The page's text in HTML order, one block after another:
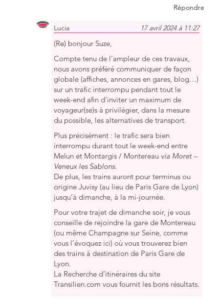
Répondre
Lucia 17 avril 2024 à 11:27
(Re) bonjour Suze,
Compte tenu de l’ampleur de ces travaux,
nous avons préféré communiquer de façon
globale (affiches, annonces en gares, blog…)
sur un trafic interrompu pendant tout le
week-end afin d’inviter un maximum de
voyageur(se)s à privilégier, dans la mesure
du possible, les alternatives de transport.
Plus précisément : le trafic sera bien
interrompu durant tout le week-end entre
Melun et Montargis / Montereau via Moret –
Veneux les Sablons.
De plus, les trains auront pour terminus ou
origine Juvisy (au lieu de Paris Gare de Lyon)
jusqu’à dimanche, à la mi-journée.
Pour votre trajet de dimanche soir, je vous
conseille de rejoindre la gare de Montereau
(ou même Champagne sur Seine, comme
vous l’évoquez ici) où vous trouverez bien
des trains à destination de Paris Gare de
Lyon.
La Recherche d’itinéraires du site
Transilien.com vous fournit les bons résultats.